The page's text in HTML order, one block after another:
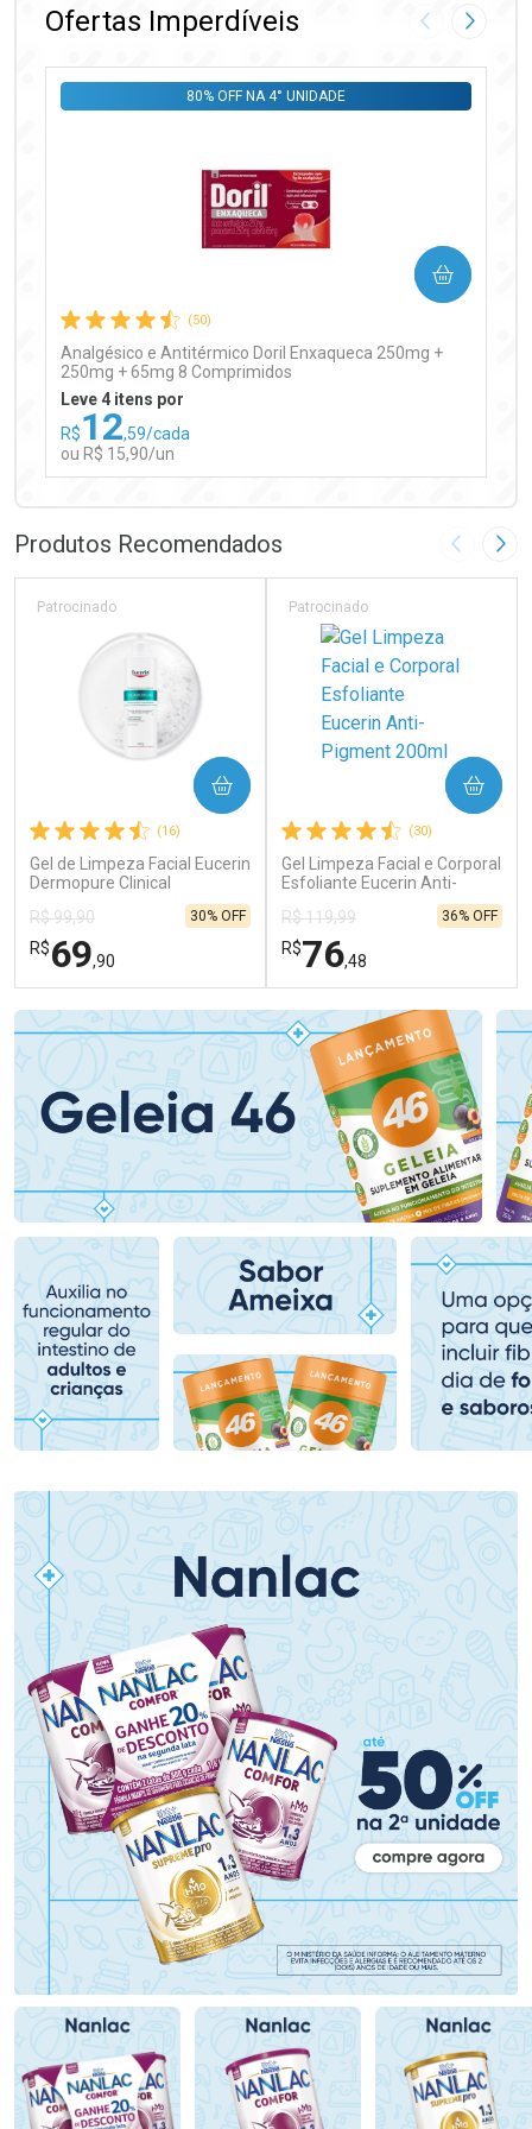
Ofertas Imperdíveis Imagem
(50)
Analgésico e Antitérmico Doril Enxaqueca 250mg +
250mg + 65mg 8 Comprimidos
80% OFF NA 4° UNIDADE
Leve 4 itens por
R$12,59/cada
ou R$ 15,90/un
COMPRAR
Laboratório
Ativar Desconto
Comprar sem Desconto
Por Menos
Comprar sem Desconto
Produtos Recomendados Imagem
(16)
Gel de Limpeza Facial Eucerin
Dermopure Clinical
Patrocinado
R$ 99,90
R$69,90
30% OFF
COMPRAR
FECHAR
Laboratório
Ativar Desconto
Comprar sem Desconto
Por R$ 69,90/cada
FECHAR
Por Menos
Comprar sem Desconto
Por R$ 69,90/cada
(30)
Gel Limpeza Facial e Corporal
Esfoliante Eucerin Anti-
Patrocinado
R$ 119,99
R$76,48
36% OFF
COMPRAR
Laboratório
Ativar Desconto
Comprar sem Desconto
Por R$ 76,48/cada
Por Menos
Comprar sem Desconto
Por R$ 76,48/cada